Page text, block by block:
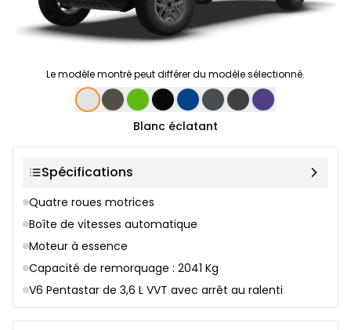
Le modèle montré peut différer du modèle sélectionné.
Sélection de couleur
Blanc éclatant
Spécifications
Quatre roues motrices
Boîte de vitesses automatique
Moteur à essence
Capacité de remorquage : 2041 Kg
V6 Pentastar de 3,6 L VVT avec arrêt au ralenti